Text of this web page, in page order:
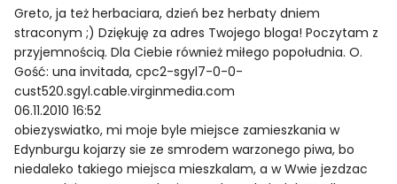
Greto, ja też herbaciara, dzień bez herbaty dniem
straconym ;) Dziękuję za adres Twojego bloga! Poczytam z
przyjemnością. Dla Ciebie również miłego popołudnia. O.
Gość: una invitada, cpc2-sgyl7-0-0-
cust520.sgyl.cable.virginmedia.com
06.11.2010 16:52
obiezyswiatko, mi moje byle miejsce zamieszkania w
Edynburgu kojarzy sie ze smrodem warzonego piwa, bo
niedaleko takiego miejsca mieszkalam, a w Wwie jezdzac